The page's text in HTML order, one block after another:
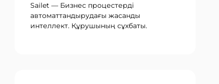
Sailet — Бизнес процестерді
автоматтандырудағы жасанды
интеллект. Құрушының сұхбаты.